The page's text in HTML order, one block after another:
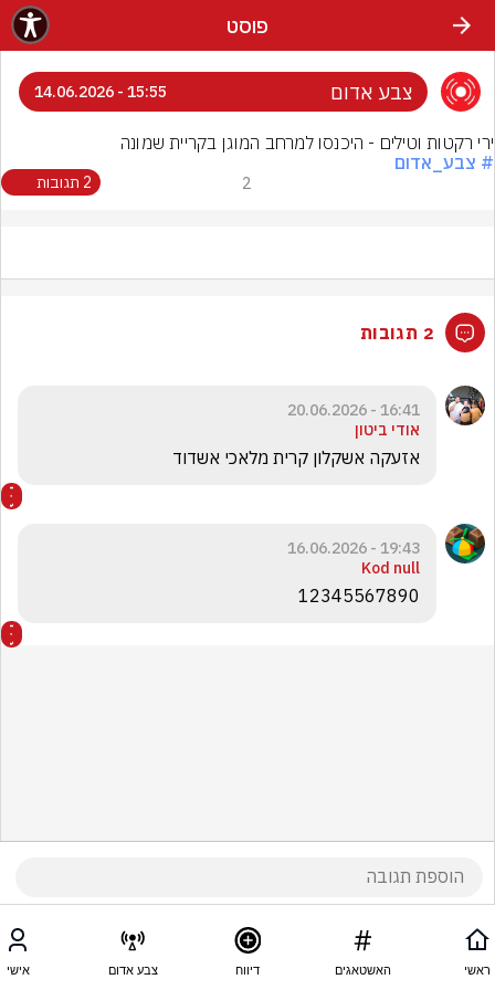
פוסט
צבע אדום 15:55 - 14.06.2026
ירי רקטות וטילים - היכנסו למרחב המוגן בקריית שמונה
# צבע_אדום
2 2 תגובות
2 תגובות
16:41 - 20.06.2026
אודי ביטון
אזעקה אשקלון קרית מלאכי אשדוד
19:43 - 16.06.2026
Kod null
12345567890
ראשי האשטאגים דיווח צבע אדום אישי